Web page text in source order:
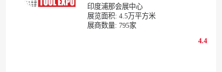
印度浦那会展中心
展览面积: 4.5万平方米
展商数量: 795家
4.4